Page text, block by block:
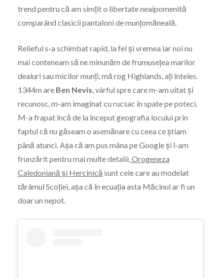
trend pentru că am simțit o libertate neaipomenită
comparând clasicii pantaloni de munțomăneală.
Relieful s-a schimbat rapid, la fel și vremea iar noi nu
mai conteneam să ne minunăm de frumusețea marilor
dealuri sau micilor munți, mă rog Highlands, ați înteles.
1344m are Ben Nevis, vârful spre care m-am uitat și
recunosc, m-am imaginat cu rucsac în spate pe poteci.
M-a frapat încă de la început geografia locului prin
faptul că nu găseam o asemănare cu ceea ce știam
până atunci. Așa că am pus mâna pe Google și l-am
frunzărit pentru mai multe detalii.Orogeneza
Caledoniană și Hercinică sunt cele care au modelat
tărâmul Scoției, așa că în ecuația asta Măcinul ar fi un
doar un nepot.